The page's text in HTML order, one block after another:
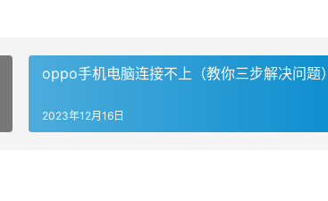
oppo手机电脑连接不上（教你三步解决问题）
2023年12月16日